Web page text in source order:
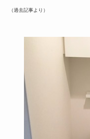
（過去記事より）